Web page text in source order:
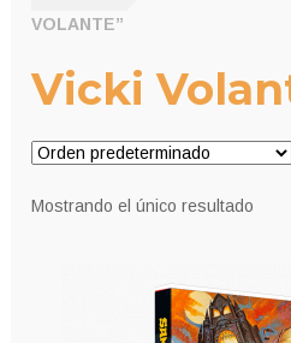
VOLANTE”
Vicki
Mostrando el único resultado